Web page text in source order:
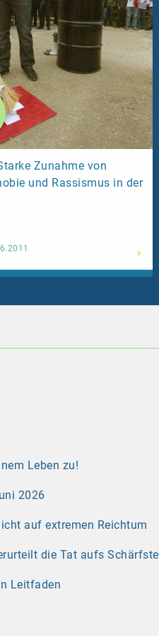
Zunahme von
und Rassismus in der
Leben zu!
2026
auf extremen Reichtum
die Tat aufs Schärfste
Leitfaden